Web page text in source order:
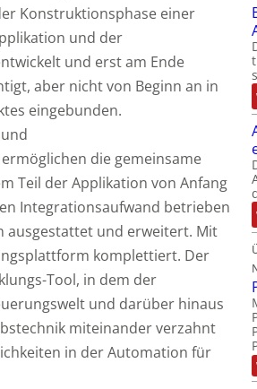
Konstruktionsphase einer
und der
und erst am Ende
aber nicht von Beginn an in
eingebunden.
die gemeinsame
Teil der Applikation von Anfang
Integrationsaufwand betrieben
ausgestattet und erweitert. Mit
komplettiert. Der
Tool, in dem der
und darüber hinaus
miteinander verzahnt
in der Automation für